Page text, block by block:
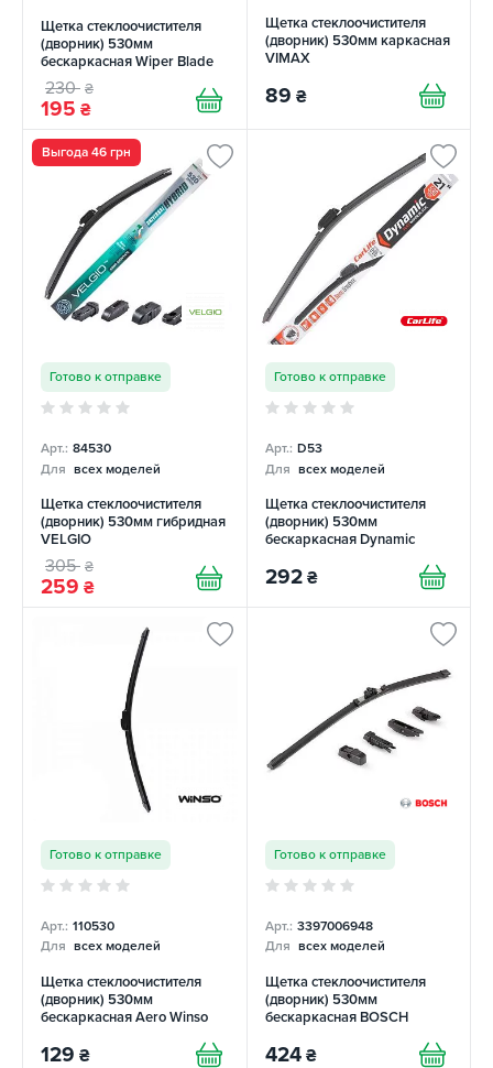
Щетка стеклоочистителя
(дворник) 530мм
бескаркасная Wiper Blade
PROFIT
230 ₴
195 ₴
Щетка стеклоочистителя
(дворник) 530мм каркасная
VIMAX
89 ₴
Выгода 46 грн
Готово к отправке
Арт.: 84530
Для всех моделей
Щетка стеклоочистителя
(дворник) 530мм гибридная
VELGIO
305 ₴
259 ₴
Готово к отправке
Арт.: D53
Для всех моделей
Щетка стеклоочистителя
(дворник) 530мм
бескаркасная Dynamic
292 ₴
Готово к отправке
Арт.: 110530
Для всех моделей
Щетка стеклоочистителя
(дворник) 530мм
бескаркасная Aero Winso
129 ₴
Готово к отправке
Арт.: 3397006948
Для всех моделей
Щетка стеклоочистителя
(дворник) 530мм
бескаркасная BOSCH
424 ₴